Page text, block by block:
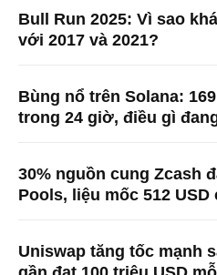
Bull Run 2025: Vì sao
với 2017 và 2021?
Bùng nổ trên Solana:
trong 24 giờ, điều gì
30% nguồn cung Zcash
Pools, liệu mốc 512
Uniswap tăng tốc mạnh